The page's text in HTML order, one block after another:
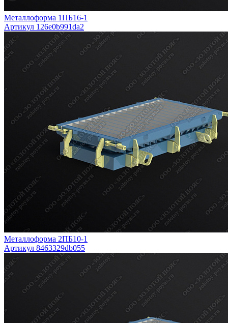
Металлоформа 1ПБ16-1
Артикул 126e0b991da2
Металлоформа 2ПБ10-1
Артикул 8463329db055